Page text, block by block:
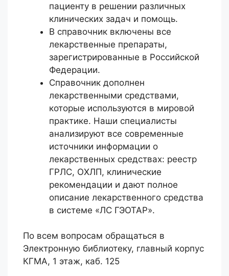
пациенту в решении различных
клинических задач и помощь.
В справочник включены все
лекарственные препараты,
зарегистрированные в Российской
Федерации.
Справочник дополнен
лекарственными средствами,
которые используются в мировой
практике. Наши специалисты
анализируют все современные
источники информации о
лекарственных средствах: реестр
ГРЛС, ОХЛП, клинические
рекомендации и дают полное
описание лекарственного средства
в системе «ЛС ГЭОТАР».
По всем вопросам обращаться в
Электронную библиотеку, главный корпус
КГМА, 1 этаж, каб. 125